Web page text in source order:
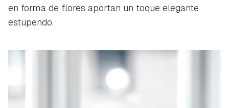
en forma de flores aportan un toque elegante
estupendo.